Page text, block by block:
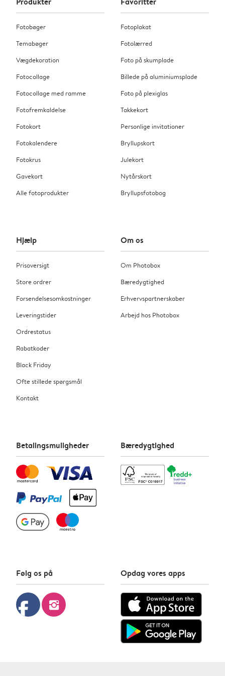
Fotobøger
Temabøger
Vægdekoration
Fotocollage
Fotocollage med ramme
Fotofremkaldelse
Fotokort
Fotokalendere
Fotokrus
Gavekort
Alle fotoprodukter
Fotoplakat
Fotolærred
Foto på skumplade
Billede på aluminiumsplade
Foto på plexiglas
Takkekort
Personlige invitationer
Bryllupskort
Julekort
Nytårskort
Bryllupsfotobog
Hjælp
Prisoversigt
Store ordrer
Forsendelsesomkostninger
Leveringstider
Ordrestatus
Rabatkoder
Black Friday
Ofte stillede spørgsmål
Kontakt
Om os
Om Photobox
Bæredygtighed
Erhvervspartnerskaber
Arbejd hos Photobox
Betalingsmuligheder Bæredygtighed
Følg os på
facebook instagram
Opdag vores apps